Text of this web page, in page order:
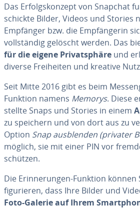
Das Er­folgs­kon­zept von Snapchat
schick­te Bilder, Videos und Stories
Empfänger bzw. die Emp­fän­ge­rin
voll­stän­dig gelöscht werden. Das
für die eigene Pri­vat­sphä­re und
diverse Frei­hei­ten und kreative
Seit Mitte 2016 gibt es beim
Funktion namens Memorys. Diese
stell­te Snaps und Stories in einem
zu speichern und von dort aus zu
Option Snap aus­blen­den (privater
möglich, sie mit einer PIN vor
schützen.
Die Er­in­ne­run­gen-Funktion
fi­gu­rie­ren, dass Ihre Bilder und
Foto-Galerie auf Ihrem